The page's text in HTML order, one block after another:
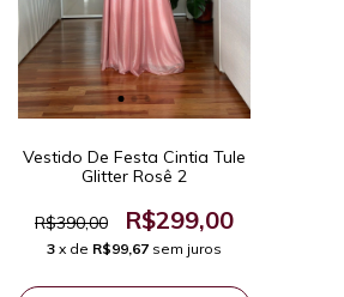
Vestido De Festa Cintia Tule
Glitter Rosê 2
R$390,00 R$299,00
3 x de R$99,67 sem juros